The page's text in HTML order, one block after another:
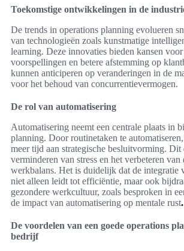
Toekomstige ontwikkelingen in de
De trends in operations planning evolueren
van technologieën zoals kunstmatige
learning. Deze innovaties bieden kansen
voorspellingen en betere afstemming op
kunnen anticiperen op veranderingen in de
voor het behoud van concurrentievermogen.
De rol van automatisering
Automatisering neemt een centrale plaats in
planning. Door routinetaken te
meer tijd aan strategische besluitvorming. Dit
verminderen van stress en het verbeteren van
werkbalans. Het is duidelijk dat de integratie
niet alleen leidt tot efficiëntie, maar ook
gezondere werkcultuur, zoals besproken in
de impact van automatisering op mentale rust.
De voordelen van een goede operations
bedrijf